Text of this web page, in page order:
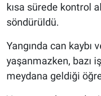
kısa sürede kontrol
söndürüldü.
Yangında can kaybı
yaşanmazken, bazı
meydana geldiği